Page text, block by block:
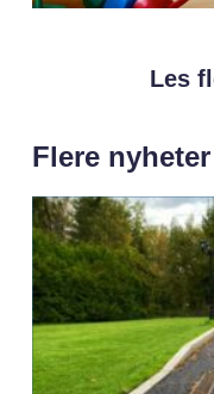
Les
Flere nyheter